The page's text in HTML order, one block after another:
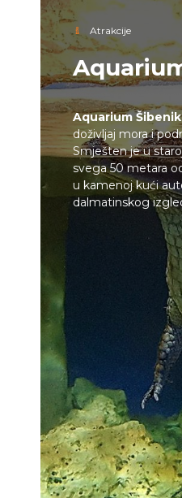
Atrakcije
Aquarium
doživljaj mora i
Smješten je u
svega 50 metara
u kamenoj kući
dalmatinskog